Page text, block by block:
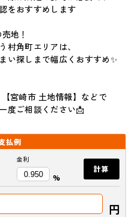
をおすすめします
地！
村角町エリアは、
い探しまで幅広くおすすめ✨
宮崎市 土地情報】などで
度ご相談ください📩
払例
金利
%
計算
円